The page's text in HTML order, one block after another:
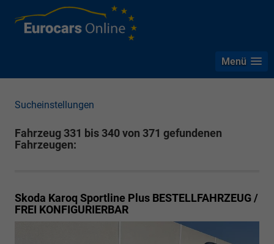
Menü
Sucheinstellungen
Fahrzeug 331 bis 340 von 371 gefundenen
Fahrzeugen:
Skoda Karoq Sportline Plus BESTELLFAHRZEUG /
FREI KONFIGURIERBAR